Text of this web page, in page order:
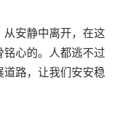
安静中离开，在这
心的。人都逃不过
路，让我们安安稳